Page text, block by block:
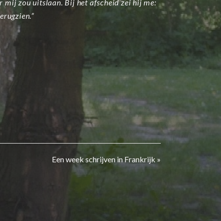
mij zou uitslaan. Bij het afscheid zei hij me:
Next
Een week schrijven in Frankrijk »